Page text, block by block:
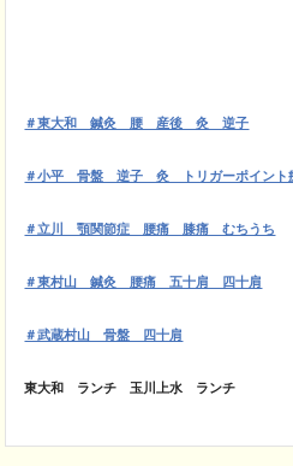
＃東大和 鍼灸 腰 産後 灸 逆子
＃小平 骨盤 逆子 灸 トリガーポイント
＃立川 顎関節症 腰痛 膝痛 むちうち
＃東村山 鍼灸 腰痛 五十肩 四十肩
＃武蔵村山 骨盤 四十肩
東大和 ランチ 玉川上水 ランチ